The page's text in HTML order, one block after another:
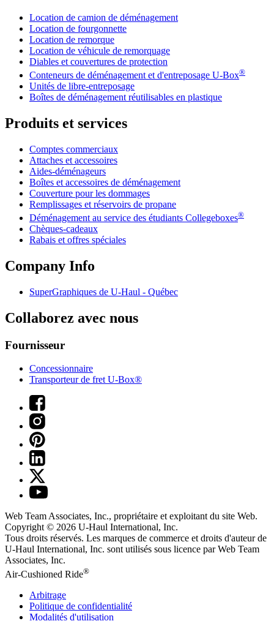
Location de camion de déménagement
Location de fourgonnette
Location de remorque
Location de véhicule de remorquage
Diables et couvertures de protection
Conteneurs de déménagement et d'entreposage U-Box®
Unités de libre-entreposage
Boîtes de déménagement réutilisables en plastique
Produits et services
Comptes commerciaux
Attaches et accessoires
Aides-déménageurs
Boîtes et accessoires de déménagement
Couverture pour les dommages
Remplissages et réservoirs de propane
Déménagement au service des étudiants Collegeboxes®
Chèques-cadeaux
Rabais et offres spéciales
Company Info
SuperGraphiques de U-Haul - Québec
Collaborez avec nous
Fournisseur
Concessionnaire
Transporteur de fret U-Box®
Web Team Associates, Inc., propriétaire et exploitant du site Web.
Copyright © 2026 U-Haul International, Inc.
Tous droits réservés. Les marques de commerce et droits d'auteur de
U-Haul International, Inc. sont utilisés sous licence par Web Team
Associates, Inc.
Air-Cushioned Ride®
Arbitrage
Politique de confidentialité
Modalités d'utilisation